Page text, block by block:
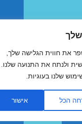
שלך
את חווית הגלישה שלך,
ולנתח את התנועה שלנו.
שלנו בעוגיות.
הכל אישור